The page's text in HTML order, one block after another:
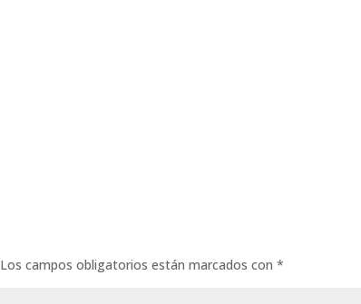
Los campos obligatorios están marcados con*